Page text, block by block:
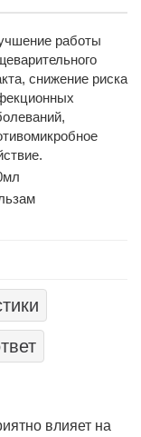
работы
снижение риска
влияет на